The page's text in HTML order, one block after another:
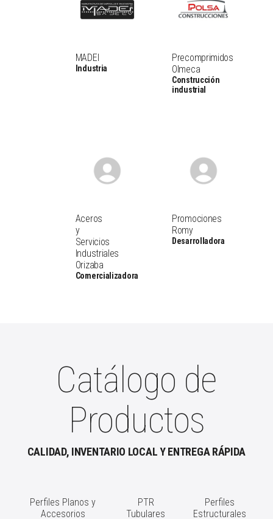
MADEI
Industria
Precomprimidos
Olmeca
Construcción
industrial
Aceros
y
Servicios
Industriales
Orizaba
Comercializadora
Promociones
Romy
Desarrolladora
Catálogo de
Productos
CALIDAD, INVENTARIO LOCAL Y ENTREGA RÁPIDA
Perfiles Planos y
Accesorios
PTR
Tubulares
Perfiles
Estructurales